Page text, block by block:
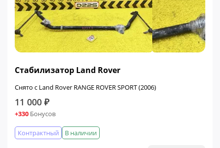
Стабилизатор Land Rover
Снято с Land Rover RANGE ROVER SPORT (2006)
11 000 ₽
+330 Бонусов
В наличии
Контрактный